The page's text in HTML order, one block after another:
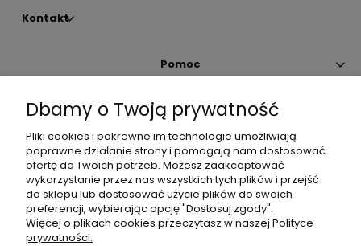
Kontakt
Pomoc
Moje konto
Płatności i dostawa
Informacje
Dbamy o Twoją prywatność
Pliki cookies i pokrewne im technologie umożliwiają
poprawne działanie strony i pomagają nam dostosować
ofertę do Twoich potrzeb. Możesz zaakceptować
wykorzystanie przez nas wszystkich tych plików i przejść
do sklepu lub dostosować użycie plików do swoich
preferencji, wybierając opcję "Dostosuj zgody".
Więcej o plikach cookies przeczytasz w naszej Polityce
prywatności.